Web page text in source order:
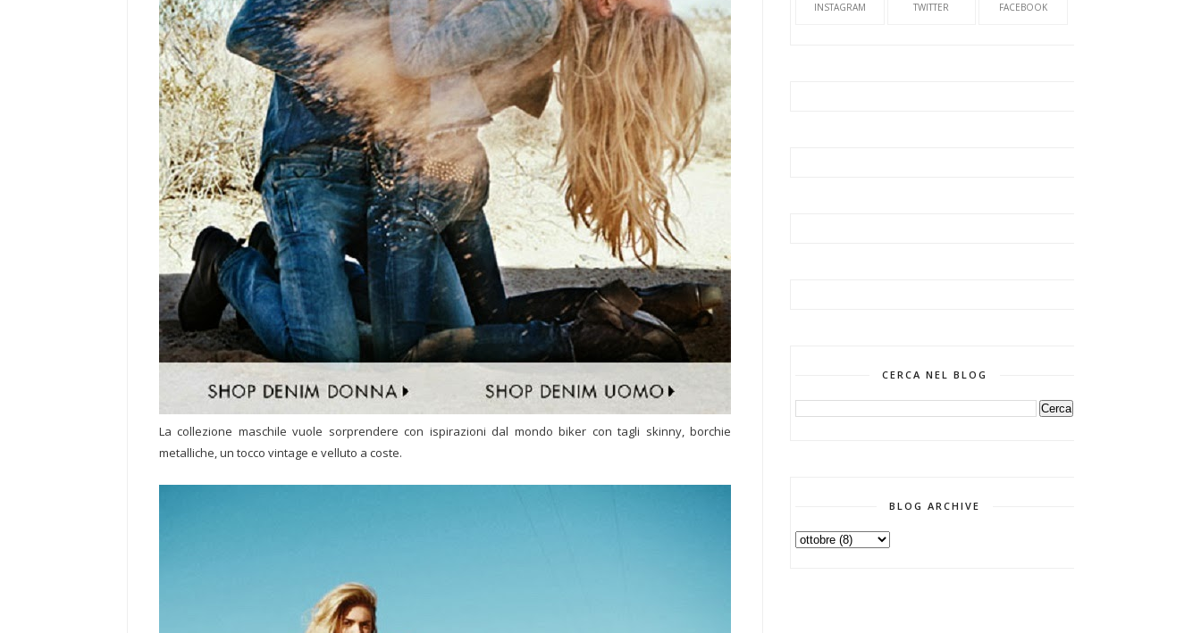
La collezione maschile vuole sorprendere con ispirazioni dal mondo biker con tagli skinny, borchie
metalliche, un tocco vintage e velluto a coste.
INSTAGRAM TWITTER FACEBOOK
CERCA NEL BLOG
BLOG ARCHIVE